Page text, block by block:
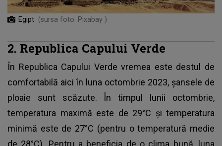
Egipt (sursa foto: Pixabay )
2. Republica Capului Verde
În Republica Capului Verde vremea este destul de
comfortabilă aici în luna octombrie 2023, șansele de
ploaie sunt scăzute. În timpul lunii octombrie,
temperatura maximă este de 29°C și temperatura
minimă este de 27°C (pentru o temperatură medie
de 28°C). Pentru a beneficia de o clima bună, luna